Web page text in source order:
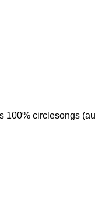
100% circlesongs